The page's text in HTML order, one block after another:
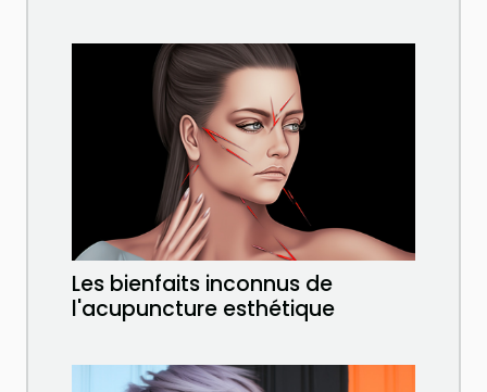
Les bienfaits inconnus de
l'acupuncture esthétique